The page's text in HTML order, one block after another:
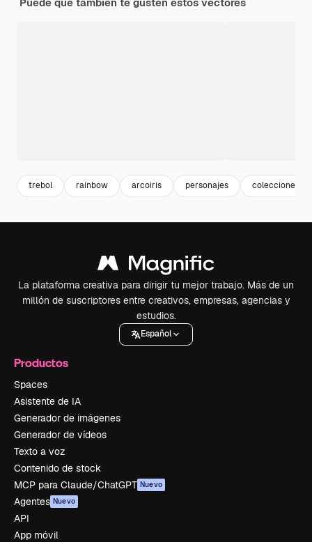
trebol rainbow arcoiris personajes colecciones
La plataforma creativa para dirigir tu mejor trabajo. Más de un
millón de suscriptores entre creativos, empresas, agencias y
estudios.
Español
Productos
Spaces
Asistente de IA
Generador de imágenes
Generador de vídeos
Texto a voz
Contenido de stock
MCP para Claude/ChatGPT Nuevo
Agentes Nuevo
API
App móvil